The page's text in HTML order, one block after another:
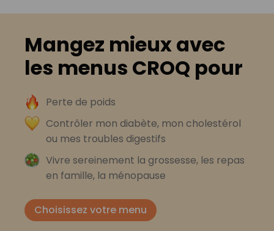
Mangez mieux avec
les menus CROQ pour
Perte de poids
Contrôler mon diabète, mon cholestérol
ou mes troubles digestifs
Vivre sereinement la grossesse, les repas
en famille, la ménopause
Choisissez votre menu